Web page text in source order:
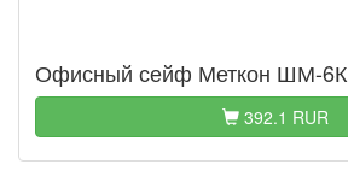
Офисный сейф Меткон ШМ-6К
392.1 RUR